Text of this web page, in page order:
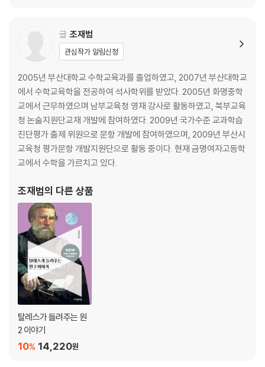
글 조재범
관심작가 알림신청
2005년 부산대학교 수학교육과를 졸업하였고, 2007년 부산대학교
에서 수학교육학을 전공하여 석사학위를 받았다. 2005년 화명중학
교에서 근무하였으며 남부교육청 영재 강사로 활동하였고, 북부교육
청 논술지원단교재 개발에 참여하였다. 2009년 국가수준 교과학습
진단평가 출제 위원으로 문항 개발에 참여하였으며, 2009년 부산시
교육청 평가문항 개발지원단으로 활동 중이다. 현재 금명여자고등학
교에서 수학을 가르치고 있다.
조재범의 다른 상품
탈레스가 들려주는 원
2 이야기
14,220원
10%